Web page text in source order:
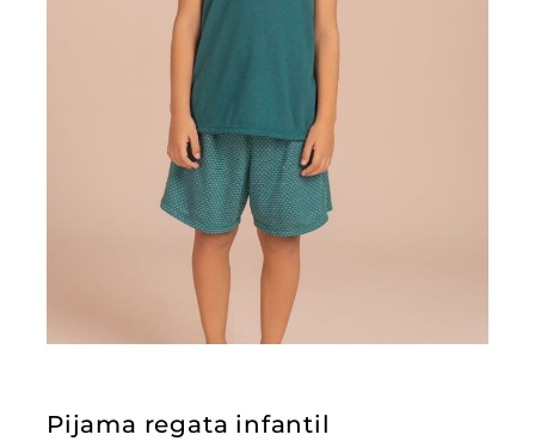
Pijama regata infantil